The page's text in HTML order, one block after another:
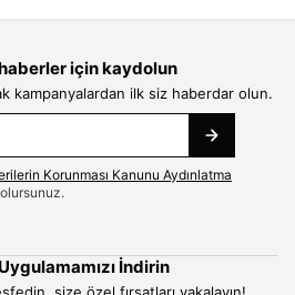
için kaydolun
kampanyalardan ilk siz haberdar olun.
Korunması Kanunu Aydınlatma
İndirin
size özel fırsatları yakalayın!